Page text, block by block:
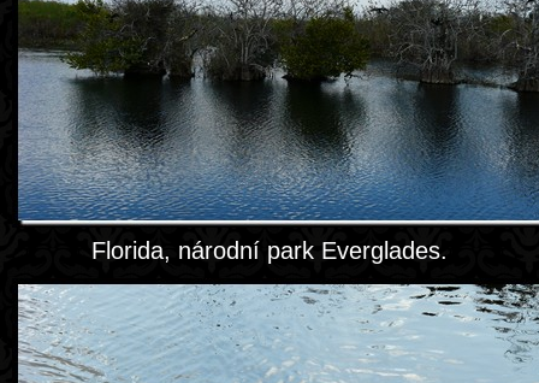
Florida, národní park Everglades.